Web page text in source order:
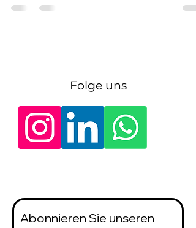
gedruckte Zahnersatzlösungen, von
herausnehmbaren Teilprothesen bis hin
Folge uns
Abonnieren Sie unseren